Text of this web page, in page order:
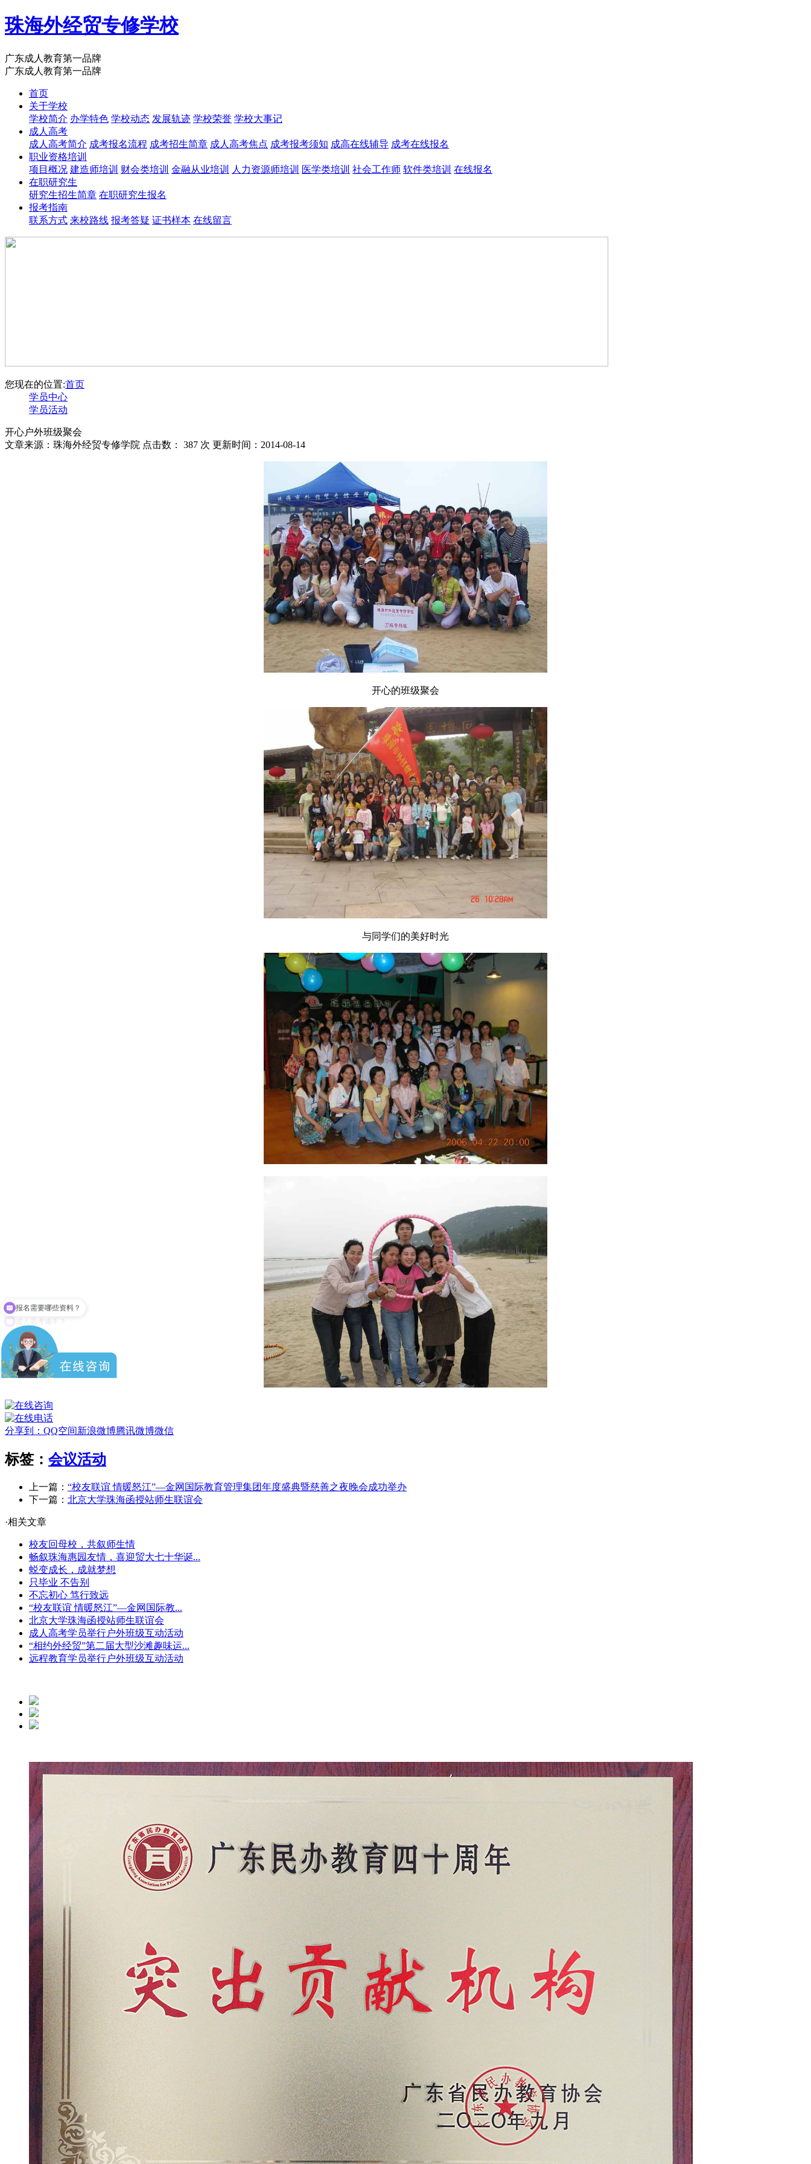
珠海外经贸专修学校
广东成人教育第一品牌
广东成人教育第一品牌
首页
关于学校
学校简介 办学特色 学校动态 发展轨迹 学校荣誉 学校大事记
成人高考
成人高考简介 成考报名流程 成考招生简章 成人高考焦点 成考报考须知 成高在线辅导 成考在线报名
职业资格培训
项目概况 建造师培训 财会类培训 金融从业培训 人力资源师培训 医学类培训 社会工作师 软件类培训 在线报名
在职研究生
研究生招生简章 在职研究生报名
报考指南
联系方式 来校路线 报考答疑 证书样本 在线留言
您现在的位置:首页
学员中心
学员活动
开心户外班级聚会
文章来源：珠海外经贸专修学院 点击数： 387 次 更新时间：2014-08-14
开心的班级聚会
与同学们的美好时光
分享到： QQ空间新浪微博腾讯微博微信
标签： 会议活动
上一篇： “校友联谊 情暖怒江”—金网国际教育管理集团年度盛典暨慈善之夜晚会成功举办
下一篇： 北京大学珠海函授站师生联谊会
·相关文章
校友回母校，共叙师生情
畅叙珠海惠园友情，喜迎贸大七十华诞...
蜕变成长，成就梦想
只毕业 不告别
不忘初心 笃行致远
“校友联谊 情暖怒江”—金网国际教...
北京大学珠海函授站师生联谊会
成人高考学员举行户外班级互动活动
“相约外经贸”第二届大型沙滩趣味运...
远程教育学员举行户外班级互动活动
成人高考难不？